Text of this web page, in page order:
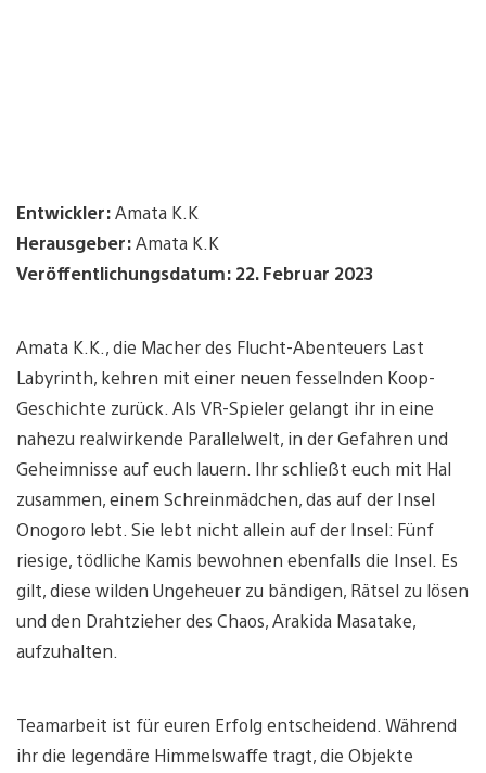
Entwickler:Amata K.K
Herausgeber:Amata K.K
Veröffentlichungsdatum: 22. Februar 2023
Amata K.K., die Macher des Flucht-Abenteuers Last
Labyrinth, kehren mit einer neuen fesselnden Koop-
Geschichte zurück. Als VR-Spieler gelangt ihr in eine
nahezu realwirkende Parallelwelt, in der Gefahren und
Geheimnisse auf euch lauern. Ihr schließt euch mit Hal
zusammen, einem Schreinmädchen, das auf der Insel
Onogoro lebt. Sie lebt nicht allein auf der Insel: Fünf
riesige, tödliche Kamis bewohnen ebenfalls die Insel. Es
gilt, diese wilden Ungeheuer zu bändigen, Rätsel zu lösen
und den Drahtzieher des Chaos, Arakida Masatake,
aufzuhalten.
Teamarbeit ist für euren Erfolg entscheidend. Während
ihr die legendäre Himmelswaffe tragt, die Objekte